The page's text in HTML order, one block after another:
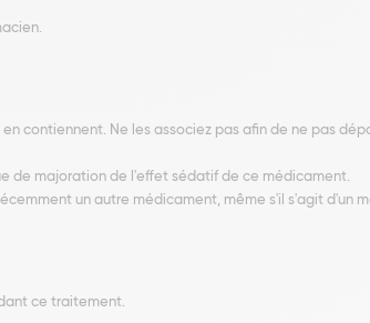
contiennent. Ne les associez pas afin de ne pas
de majoration de l'effet sédatif de ce médicament.
un autre médicament, même s'il s'agit d'un
ce traitement.